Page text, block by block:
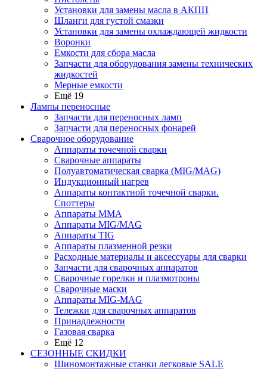
Установки для замены масла в АКПП
Шланги для густой смазки
Установки для замены охлаждающей жидкости
Воронки
Емкости для сбора масла
Запчасти для оборудования замены технических
жидкостей
Мерные емкости
Ещё 19
Лампы переносные
Запчасти для переносных ламп
Запчасти для переносных фонарей
Сварочное оборудование
Аппараты точечной сварки
Сварочные аппараты
Полуавтоматическая сварка (MIG/MAG)
Индукционный нагрев
Аппараты контактной точечной сварки.
Споттеры
Аппараты MMA
Аппараты MIG/MAG
Аппараты TIG
Аппараты плазменной резки
Расходные материалы и аксессуары для сварки
Запчасти для сварочных аппаратов
Сварочные горелки и плазмотроны
Сварочные маски
Аппараты MIG-MAG
Тележки для сварочных аппаратов
Принадлежности
Газовая сварка
Ещё 12
СЕЗОННЫЕ СКИДКИ
Шиномонтажные станки легковые SALE